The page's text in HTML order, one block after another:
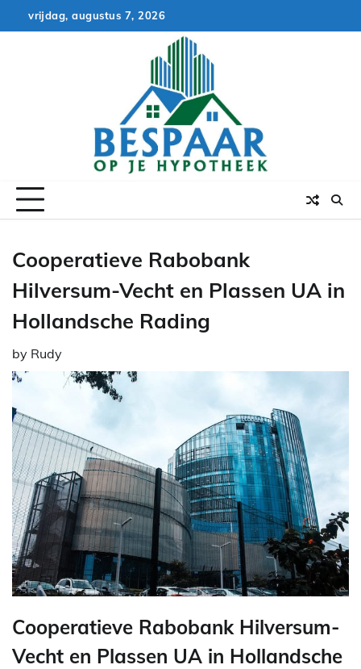
to
vrijdag, augustus 7, 2026
Cooperatieve Rabobank
Hilversum-Vecht en Plassen UA in
Hollandsche Rading
by Rudy
Cooperatieve Rabobank Hilversum-
Vecht en Plassen UA in Hollandsche